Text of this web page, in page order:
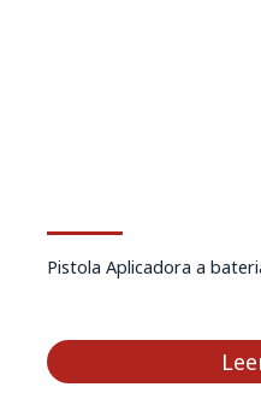
Pistola Aplicadora a